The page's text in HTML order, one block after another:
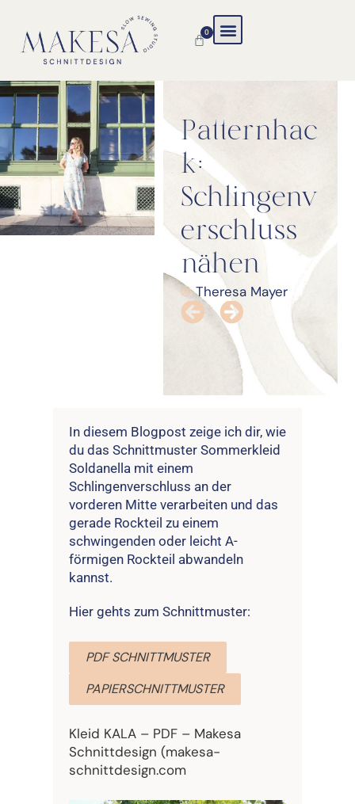
0
Patternhac
k:
Schlingenv
erschluss
nähen
Theresa Mayer
In diesem Blogpost zeige ich dir, wie
du das Schnittmuster Sommerkleid
Soldanella mit einem
Schlingenverschluss an der
vorderen Mitte verarbeiten und das
gerade Rockteil zu einem
schwingenden oder leicht A-
förmigen Rockteil abwandeln
kannst.
Hier gehts zum Schnittmuster:
PDF SCHNITTMUSTER
PAPIERSCHNITTMUSTER
Kleid KALA – PDF – Makesa
Schnittdesign (makesa-
schnittdesign.com